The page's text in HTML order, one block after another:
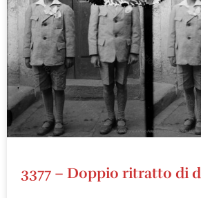
3377 – Doppio ritratto di